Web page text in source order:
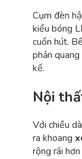
Cụm đèn
kiểu bóng
cuốn hút.
phản
kế.
Nội
Với chiều
ra khoang
rộng rãi